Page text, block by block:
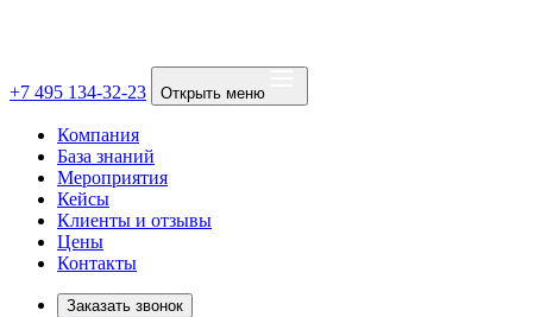
+7 495 134-32-23 Открыть меню
Компания
База знаний
Мероприятия
Кейсы
Клиенты и отзывы
Цены
Контакты
Заказать звонок